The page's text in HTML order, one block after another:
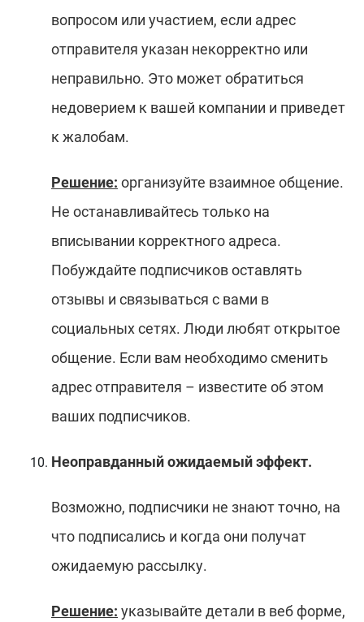
вопросом или участием, если адрес
отправителя указан некорректно или
неправильно. Это может обратиться
недоверием к вашей компании и приведет
к жалобам.
Решение: организуйте взаимное общение.
Не останавливайтесь только на
вписывании корректного адреса.
Побуждайте подписчиков оставлять
отзывы и связываться с вами в
социальных сетях. Люди любят открытое
общение. Если вам необходимо сменить
адрес отправителя – известите об этом
ваших подписчиков.
Неоправданный ожидаемый эффект.
Возможно, подписчики не знают точно, на
что подписались и когда они получат
ожидаемую рассылку.
Решение: указывайте детали в веб форме,